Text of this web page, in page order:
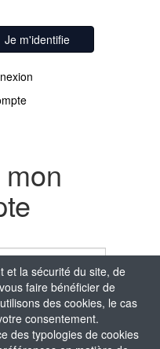
et la sécurité du site, de
faire bénéficier de
des cookies, le cas
consentement.
des typologies de cookies
Je m'identifie